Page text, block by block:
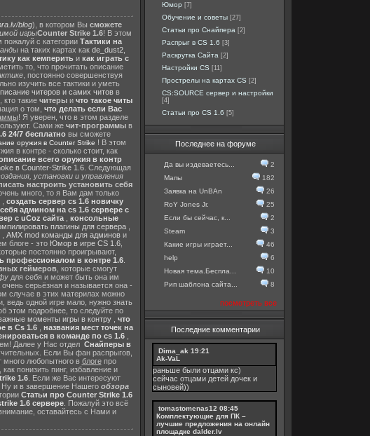
blog), в котором Вы сможете
игрыCounter Strike 1.6! В этом
с категории Тактики на
на таких картах как de_dust2,
как кемперитьи как играть с
то, что прочитать описание
, постоянно совершенствуя
изучить все тактики и уметь
читеров и самих читов в
, кто такие читеры и что такое читы
о том, что делать если Вас
! Я уверен, что в этом разделе
Сами же чит-программыв
24/7 бесплатновы сможете
оружия в Counter Strike ! В этом
в контре - сколько стоит, как
всего оружия в контр
в Counter-Strike 1.6 . Следующая
установки и управления
настроить установить себя
много, то я Вам дам только
создать сервер cs 1.6 новичку
админом на cs 1.6 сервере с
с uCoz сайта, консольные
плагины для сервера
, AMX mod команды для админови
блоге - это Юмор в игре CS 1.6
которые постоянно проигрывают,
профессионалом в контре 1.6
геймеров , которые смогут
для себя и может быть она им
очень серьёзная и называется она -
случае в этих материлах можно
ведь одной игре мало, нужно знать
этом подробнее, то следуйте по
моменты игры в контру, что
в Cs 1.6
названия мест точек на
в команде по cs 1.6,
Далее у Нас отдел Снайперы в
Если Вы фан распрыгов,
любопытного в блогепро
понизить пинг, избавление и
1.6 . Если же Вас интересуют
и в завершение Нашего обзора
Статьи про Counter Strike 1.6
1.6 сервере. Пожалуй это всё
оставайтесь с Нами и
Юмор [7]
Обучение и советы [27]
Статьи про Снайпера [2]
Распрыг в CS 1.6 [3]
Раскрутка Сайта [2]
Настройки CS [11]
Прострелы на картах CS [2]
CS:SOURCE сервер и настройки
[4]
Статьи про CS 1.6 [5]
Последнее на форуме
Да вы издеваетесь...
2
Мапы
182
Заявка на UnBAn
26
RoY Jones Jr.
25
Если бы сейчас, к...
2
Steam
3
Какие игры играет...
46
help
6
Новая тема.Беспла...
10
Рип шаблона сайта...
8
посмотреть все
Последние комментарии
Dima_ak 19:21
Ak-VaL
раньше были отцами кс)
сейчас отцами детей дочек и
сыновей))
tomastomenas12 08:45
Комплектующие для ПК –
лучшие предложения на онлайн
площадке dalder.lv